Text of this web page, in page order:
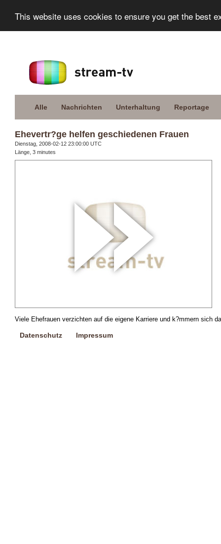
This website uses cookies to ensure you get the best
Alle Nachrichten Unterhaltung Reportage
Ehevertr?ge helfen geschiedenen Frauen
Dienstag, 2008-02-12 23:00:00 UTC
Länge, 3 minutes
Viele Ehefrauen verzichten auf die eigene Karriere und k?mmern sich
Datenschutz Impressum